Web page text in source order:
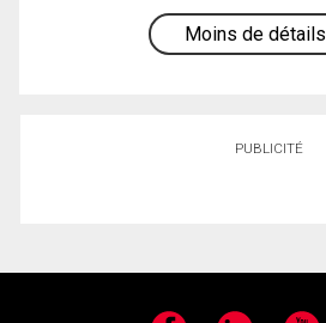
Moins de détails
PUBLICITÉ